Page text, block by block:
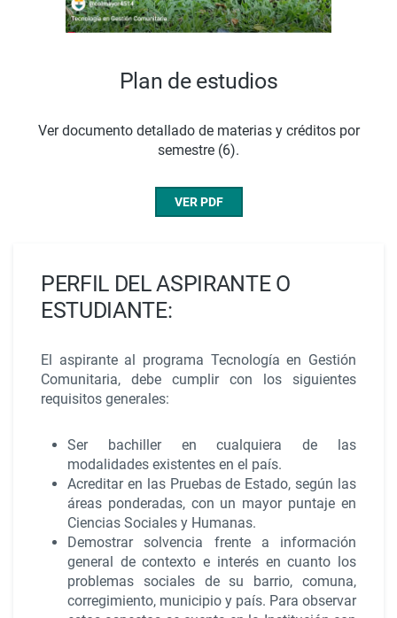
Plan de estudios
Ver documento detallado de materias y créditos por
semestre (6).
VER PDF
PERFIL DEL ASPIRANTE O
ESTUDIANTE:
El aspirante al programa Tecnología en Gestión
Comunitaria,
debe cumplir con los siguientes
requisitos generales:
Ser bachiller en cualquiera de las
modalidades existentes en el país.
Acreditar en las Pruebas de Estado, según las
áreas ponderadas, con un mayor puntaje en
Ciencias Sociales y Humanas.
Demostrar solvencia frente a información
general de contexto e interés en cuanto los
problemas sociales de su barrio, comuna,
corregimiento, municipio y país. Para observar